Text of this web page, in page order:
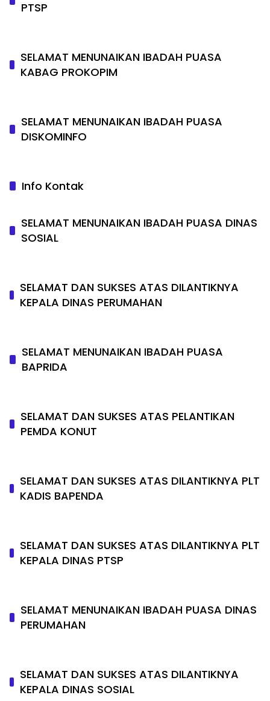
PTSP
SELAMAT MENUNAIKAN IBADAH PUASA
KABAG PROKOPIM
SELAMAT MENUNAIKAN IBADAH PUASA
DISKOMINFO
Info Kontak
SELAMAT MENUNAIKAN IBADAH PUASA DINAS
SOSIAL
SELAMAT DAN SUKSES ATAS DILANTIKNYA
KEPALA DINAS PERUMAHAN
SELAMAT MENUNAIKAN IBADAH PUASA
BAPRIDA
SELAMAT DAN SUKSES ATAS PELANTIKAN
PEMDA KONUT
SELAMAT DAN SUKSES ATAS DILANTIKNYA PLT
KADIS BAPENDA
SELAMAT DAN SUKSES ATAS DILANTIKNYA PLT
KEPALA DINAS PTSP
SELAMAT MENUNAIKAN IBADAH PUASA DINAS
PERUMAHAN
SELAMAT DAN SUKSES ATAS DILANTIKNYA
KEPALA DINAS SOSIAL